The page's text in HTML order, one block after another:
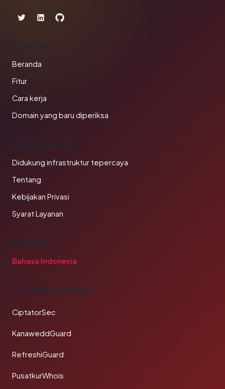
PRODUK
Beranda
Fitur
Cara kerja
Domain yang baru diperiksa
PERUSAHAAN
Didukung infrastruktur tepercaya
Tentang
Kebijakan Privasi
Syarat Layanan
BAHASA
Bahasa Indonesia
TAUTAN SAHABAT
CiptatorSec
KanaweddGuard
RefreshiGuard
PusatkurWhois